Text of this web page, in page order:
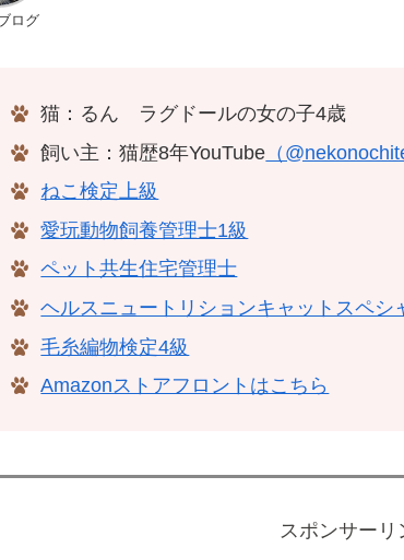
ログ
猫：るん ラグドールの女の子4歳
飼い主：猫歴8年YouTube （
ねこ検定上級
愛玩動物飼養管理士1級
ペット共生住宅管理士
ヘルスニュートリションキャットスペシ
毛糸編物検定4級
Amazonストアフロントはこちら
スポンサーリ